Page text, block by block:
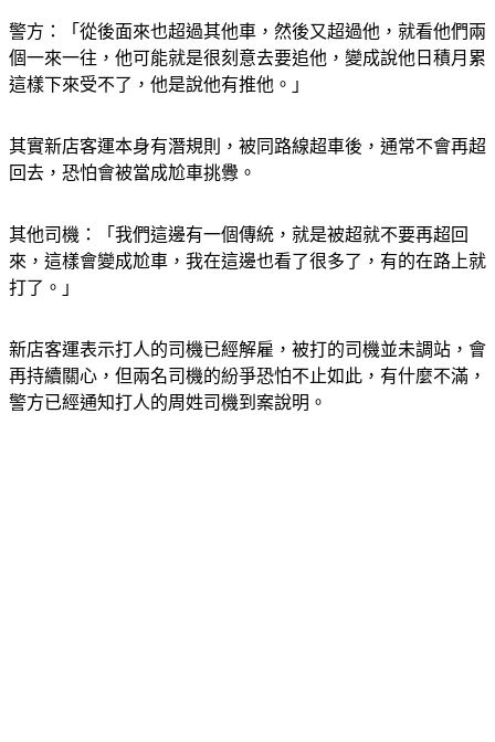
警方：「從後面來也超過其他車，然後又超過他，就看他們兩
個一來一往，他可能就是很刻意去要追他，變成說他日積月累
這樣下來受不了，他是說他有推他。」
其實新店客運本身有潛規則，被同路線超車後，通常不會再超
回去，恐怕會被當成尬車挑釁。
其他司機：「我們這邊有一個傳統，就是被超就不要再超回
來，這樣會變成尬車，我在這邊也看了很多了，有的在路上就
打了。」
新店客運表示打人的司機已經解雇，被打的司機並未調站，會
再持續關心，但兩名司機的紛爭恐怕不止如此，有什麼不滿，
警方已經通知打人的周姓司機到案說明。